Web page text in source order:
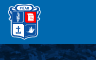
Saltar
contenido